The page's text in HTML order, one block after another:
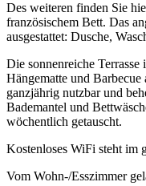
Des weiteren finden Sie
französischem Bett. Das
ausgestattet: Dusche,
Die sonnenreiche
Hängematte und
ganzjährig nutzbar und
Bademantel und
wöchentlich getauscht.
Kostenloses WiFi steht im
Vom Wohn-/Esszimmer